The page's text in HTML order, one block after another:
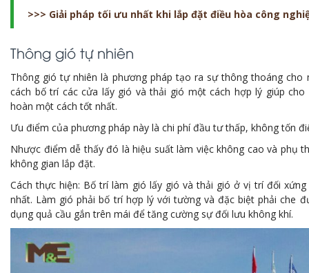
>>> Giải pháp tối ưu nhất khi lắp đặt điều hòa công
Thông gió tự nhiên
Thông gió tự nhiên là phương pháp tạo ra sự thông thoáng cho
cách bố trí các cửa lấy gió và thải gió một cách hợp lý giúp
hoàn một cách tốt nhất.
Ưu điểm của phương pháp này là chi phí đầu tư thấp, không tốn
Nhược điểm dễ thấy đó là hiệu suất làm việc không cao và phụ
không gian lắp đặt.
Cách thực hiện: Bố trí làm gió lấy gió và thải gió ở vị trí đối
nhất. Làm gió phải bố trí hợp lý với tường và đặc biệt phải che
dụng quả cầu gắn trên mái để tăng cường sự đối lưu không khí.